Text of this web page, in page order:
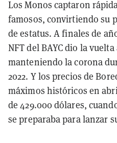
Los Monos captaron
famosos, convirtiendo su
de estatus. A finales de
NFT del BAYC dio la
manteniendo la corona
2022. Y los precios de
máximos históricos en
de 429.000 dólares,
se preparaba para lanzar